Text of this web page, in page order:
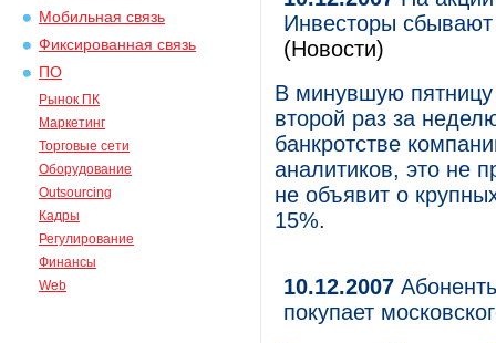
Мобильная связь
Фиксированная связь
ПО
Рынок ПК
Маркетинг
Торговые сети
Оборудование
Outsourcing
Кадры
Регулирование
Финансы
Web
Инвесторы
(Новости)
В минувшую пятницу
второй раз за
банкротстве
аналитиков, это не
не объявит о
15%.
10.12.2007
покупает